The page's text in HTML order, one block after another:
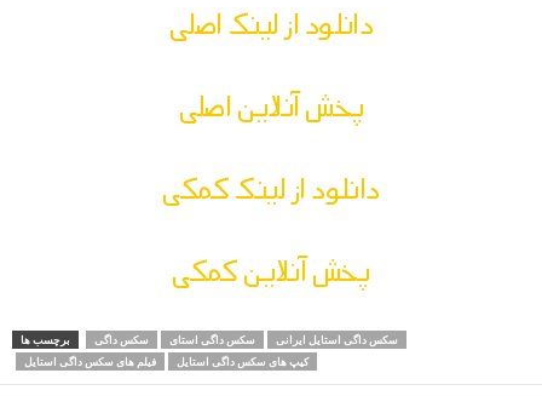
دانلود از لینک اصلی
پخش آنلاین اصلی
دانلود از لینک کمکی
پخش آنلاین کمکی
برچسب ها سکس داگی سکس داگی استای
سکس داگی استایل ایرانی
فیلم های سکس داگی استایل
کیپ های سکس داگی استایل